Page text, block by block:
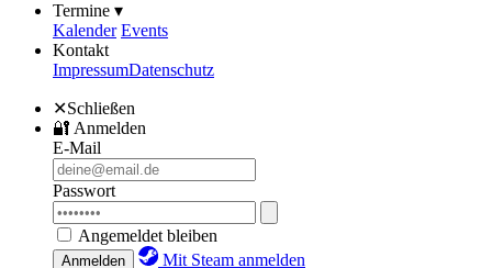
Termine ▾
Kalender Events
Kontakt
ImpressumDatenschutz
✕Schließen
🔐 Anmelden
E-Mail
Passwort
Angemeldet bleiben
Anmelden
Mit Steam anmelden